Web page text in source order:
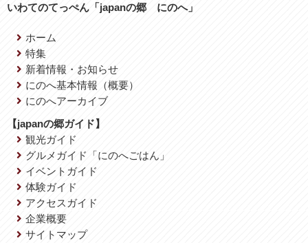
いわてのてっぺん「japanの郷 にのへ」
ホーム
特集
新着情報・お知らせ
にのへ基本情報（概要）
にのへアーカイブ
【japanの郷ガイド】
観光ガイド
グルメガイド「にのへごはん」
イベントガイド
体験ガイド
アクセスガイド
企業概要
サイトマップ